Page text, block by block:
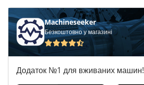
Machineseeker
Безкоштовно у магазині
Додаток №1 для вживаних машин!